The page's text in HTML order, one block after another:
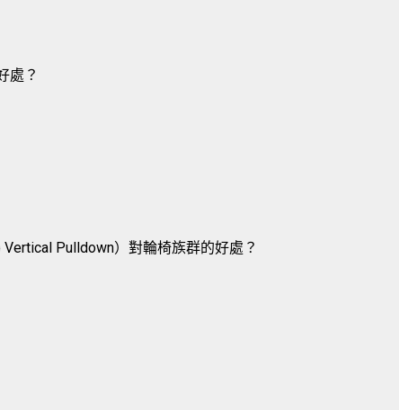
處？
Pulldown）對輪椅族群的好處？